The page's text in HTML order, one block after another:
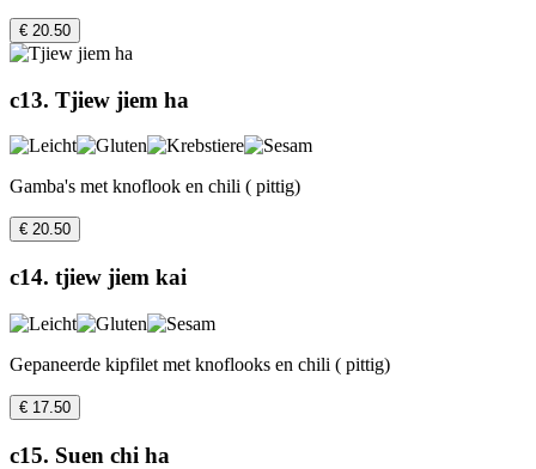
€ 20.50
c13. Tjiew jiem ha
Gamba's met knoflook en chili ( pittig)
€ 20.50
c14. tjiew jiem kai
Gepaneerde kipfilet met knoflooks en chili ( pittig)
€ 17.50
c15. Suen chi ha